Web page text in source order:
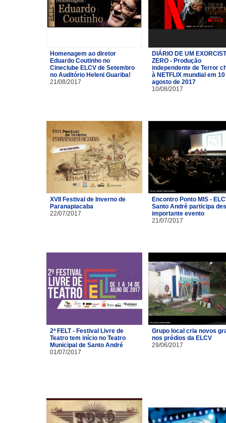
Homenagem ao diretor
Eduardo Coutinho no
Cineclube ELCV de Setembro
no Auditório Heleni Guariba!
21/08/2017
DIÁRIO DE UM
ZERO - Produção
independente de Terror
à NETFLIX mundial em
agosto de 2017
10/08/2017
XVII Festival de Inverno de
Paranapiacaba
22/07/2017
Encontro Ponto MIS -
Santo André participa
importante evento
21/07/2017
2ª FELT - Festival Livre de
Teatro tem início no Teatro
Municipal de Santo André
01/07/2017
Grupo local cria novos
nos prédios da ELCV
29/06/2017